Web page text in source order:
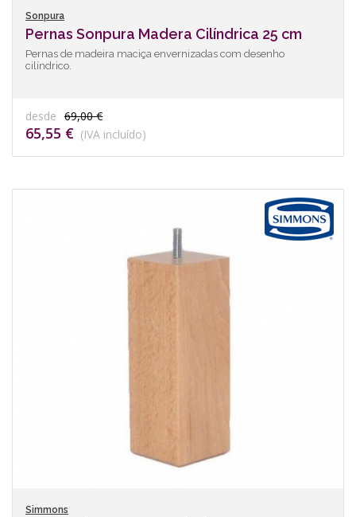
Sonpura
Pernas Sonpura Madera Cilíndrica 25 cm
Pernas de madeira maciça envernizadas com desenho
cilíndrico.
desde 69,00 €
65,55 € (IVA incluído)
Simmons